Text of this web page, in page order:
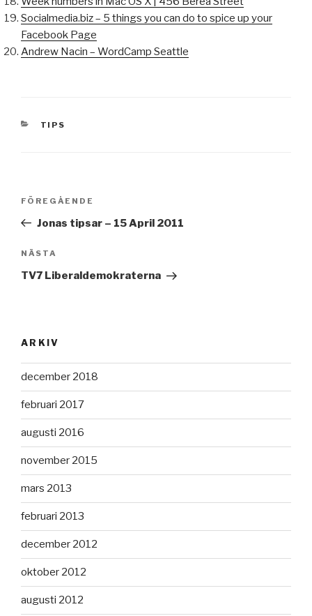
Socialmedia.biz – 5 things you can do to spice up your
Facebook Page
Andrew Nacin – WordCamp Seattle
KATEGORIER
TIPS
Inläggsnavigering
Föregående
inlägg
FÖREGÅENDE
Jonas tipsar – 15 April 2011
Nästa
inlägg
NÄSTA
TV7 Liberaldemokraterna
ARKIV
december 2018
februari 2017
augusti 2016
november 2015
mars 2013
februari 2013
december 2012
oktober 2012
augusti 2012